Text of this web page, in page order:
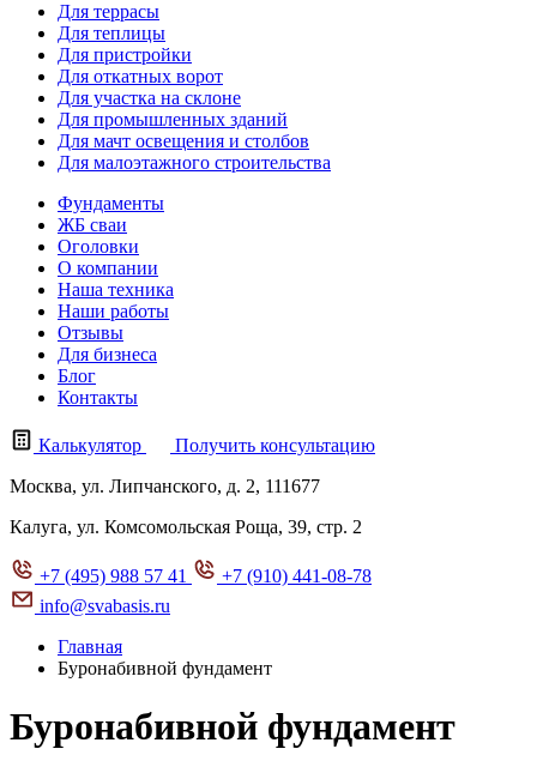
Для террасы
Для теплицы
Для пристройки
Для откатных ворот
Для участка на склоне
Для промышленных зданий
Для мачт освещения и столбов
Для малоэтажного строительства
Фундаменты
ЖБ сваи
Оголовки
О компании
Наша техника
Наши работы
Отзывы
Для бизнеса
Блог
Контакты
Калькулятор
Получить консультацию
Москва, ул. Липчанского, д. 2, 111677
Калуга, ул. Комсомольская Роща, 39, стр. 2
+7 (495) 988 57 41
+7 (910) 441-08-78
info@svabasis.ru
Главная
Буронабивной фундамент
Буронабивной фундамент